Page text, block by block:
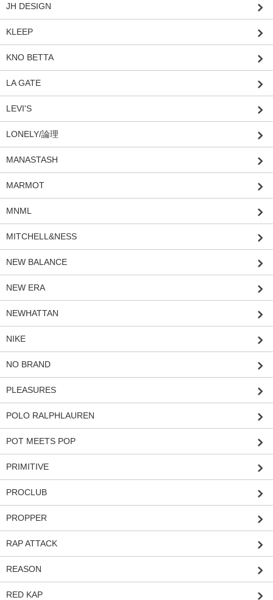
JH DESIGN
KLEEP
KNO BETTA
LA GATE
LEVI'S
LONELY/論理
MANASTASH
MARMOT
MNML
MITCHELL&NESS
NEW BALANCE
NEW ERA
NEWHATTAN
NIKE
NO BRAND
PLEASURES
POLO RALPHLAUREN
POT MEETS POP
PRIMITIVE
PROCLUB
PROPPER
RAP ATTACK
REASON
RED KAP